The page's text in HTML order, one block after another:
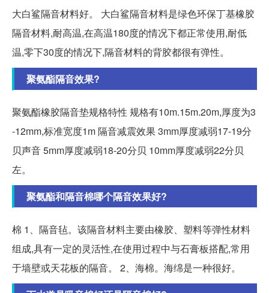
大白鲨隔音材料好。 大白鲨隔音材料是绿色环保丁基橡胶
隔音材料,耐高温,在高温180度的情况下都正常使用,耐低
温,零下30度的情况下,隔音材料的背胶都很有弹性。
聚氨酯隔音效果?
聚氨酯橡胶隔音垫规格特性 规格有10m.15m.20m,厚度为3
-12mm,标准宽度1m 隔音减震效果 3mm厚度减弱17-19分
贝声音 5mm厚度减弱18-20分贝 10mm厚度减弱22分贝
左。
聚氨酯和隔音棉哪个隔音效果好?
棉 1、隔音毡。该隔音材料主要由橡胶、塑料等弹性材料
组成,具有一定的灵活性,在使用过程中与石膏板搭配,常用
于墙壁或天花板的隔音。 2、海棉。海绵是一种很好。